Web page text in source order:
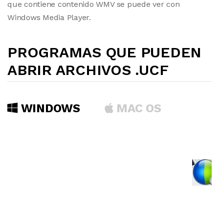
que contiene contenido WMV se puede ver con
Windows Media Player.
PROGRAMAS QUE PUEDEN
ABRIR ARCHIVOS .UCF
WINDOWS MAC OS